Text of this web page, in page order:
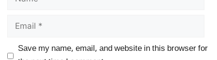
Email
Save my name, email, and website in this browser for